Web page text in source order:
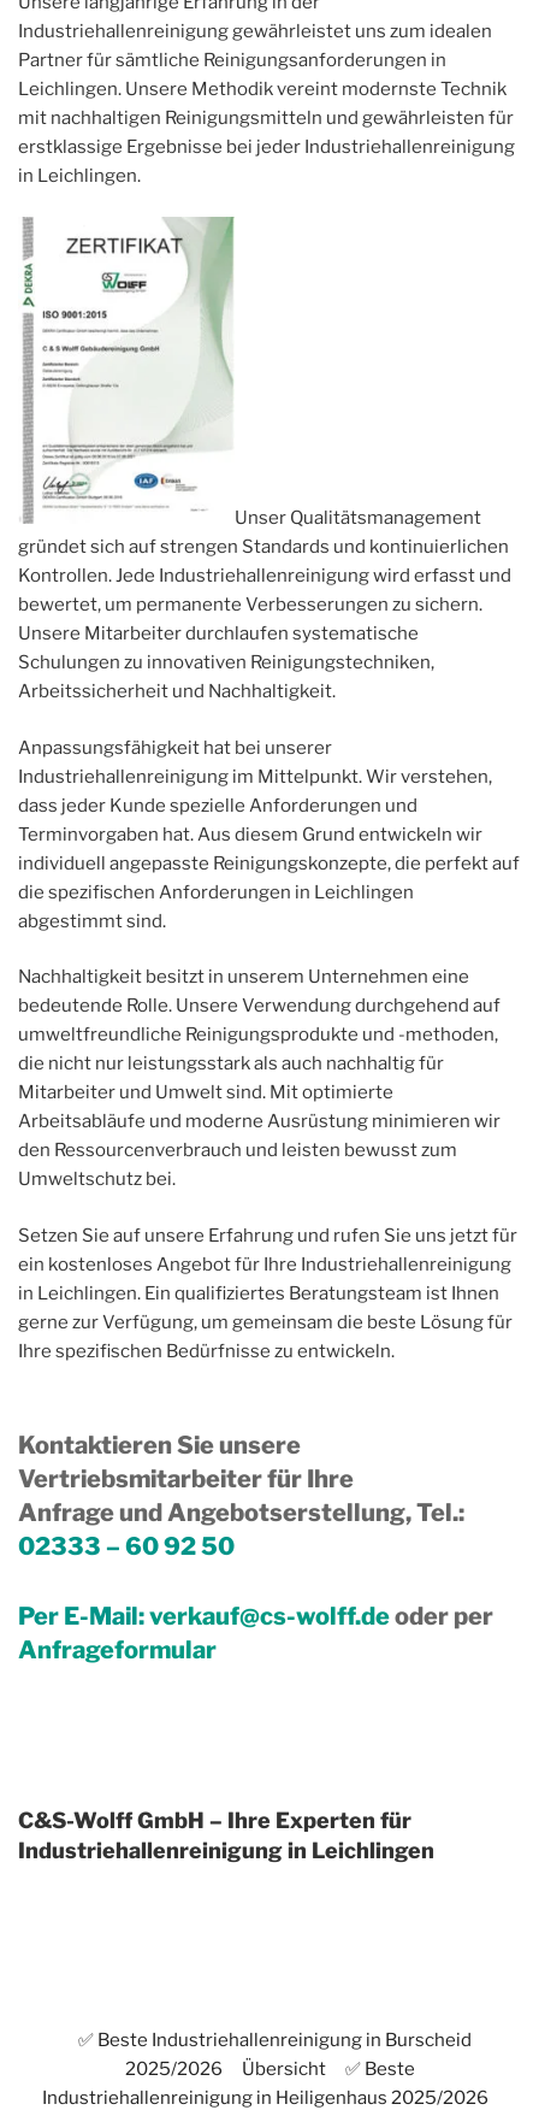
Industriehallenreinigung gewährleistet uns zum idealen
Partner für sämtliche Reinigungsanforderungen in
Leichlingen. Unsere Methodik vereint modernste Technik
mit nachhaltigen Reinigungsmitteln und gewährleisten für
erstklassige Ergebnisse bei jeder Industriehallenreinigung
in Leichlingen.
Unser Qualitätsmanagement
gründet sich auf strengen Standards und kontinuierlichen
Kontrollen. Jede Industriehallenreinigung wird erfasst und
bewertet, um permanente Verbesserungen zu sichern.
Unsere Mitarbeiter durchlaufen systematische
Schulungen zu innovativen Reinigungstechniken,
Arbeitssicherheit und Nachhaltigkeit.
Anpassungsfähigkeit hat bei unserer
Industriehallenreinigung im Mittelpunkt. Wir verstehen,
dass jeder Kunde spezielle Anforderungen und
Terminvorgaben hat. Aus diesem Grund entwickeln wir
individuell angepasste Reinigungskonzepte, die perfekt auf
die spezifischen Anforderungen in Leichlingen
abgestimmt sind.
Nachhaltigkeit besitzt in unserem Unternehmen eine
bedeutende Rolle. Unsere Verwendung durchgehend auf
umweltfreundliche Reinigungsprodukte und -methoden,
die nicht nur leistungsstark als auch nachhaltig für
Mitarbeiter und Umwelt sind. Mit optimierte
Arbeitsabläufe und moderne Ausrüstung minimieren wir
den Ressourcenverbrauch und leisten bewusst zum
Umweltschutz bei.
Setzen Sie auf unsere Erfahrung und rufen Sie uns jetzt für
ein kostenloses Angebot für Ihre Industriehallenreinigung
in Leichlingen. Ein qualifiziertes Beratungsteam ist Ihnen
gerne zur Verfügung, um gemeinsam die beste Lösung für
Ihre spezifischen Bedürfnisse zu entwickeln.
Kontaktieren Sie unsere
Vertriebsmitarbeiter für Ihre
Anfrage und Angebotserstellung, Tel.:
02333 – 60 92 50
Per E-Mail:verkauf@cs-wolff.deoder per
Anfrageformular
C&S-Wolff GmbH – Ihre Experten für
Industriehallenreinigung in Leichlingen
✅ Beste Industriehallenreinigung in Burscheid
2025/2026
Übersicht
✅ Beste
Industriehallenreinigung in Heiligenhaus 2025/2026